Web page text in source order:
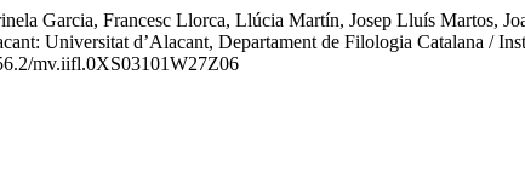
Garcia, Francesc Llorca, Llúcia Martín, Josep Lluís Martos,
Universitat d’Alacant, Departament de Filologia Catalana /
mv.iifl.0XS03101W27Z06